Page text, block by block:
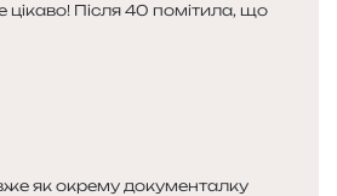
цікаво! Після 40 помітила, що
як окрему документалку